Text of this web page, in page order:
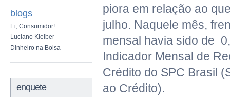
blogs
Ei, Consumidor!
Luciano Kleiber
Dinheiro na Bolsa
enquete
piora em relação ao
julho. Naquele mês,
mensal havia sido de
Indicador Mensal de
Crédito do SPC Brasil
ao Crédito).